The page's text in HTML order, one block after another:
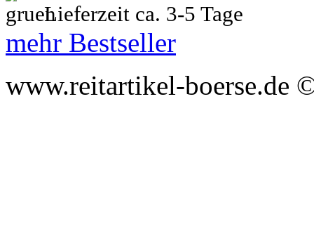
Lieferzeit ca. 3-5 Tage
mehr Bestseller
www.reitartikel-boerse.de